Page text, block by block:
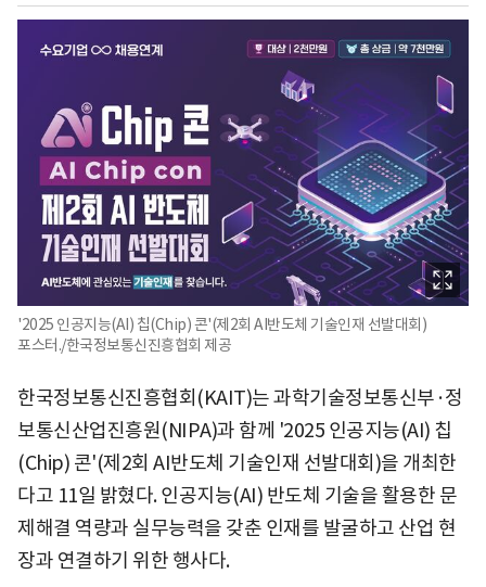
'2025 인공지능(AI) 칩(Chip) 콘'(제2회 AI반도체 기술인재 선발대회)
포스터./한국정보통신진흥협회 제공
한국정보통신진흥협회(KAIT)는 과학기술정보통신부·정
보통신산업진흥원(NIPA)과 함께 '2025 인공지능(AI) 칩
(Chip) 콘'(제2회 AI반도체 기술인재 선발대회)을 개최한
다고 11일 밝혔다. 인공지능(AI) 반도체 기술을 활용한 문
제해결 역량과 실무능력을 갖춘 인재를 발굴하고 산업 현
장과 연결하기 위한 행사다.